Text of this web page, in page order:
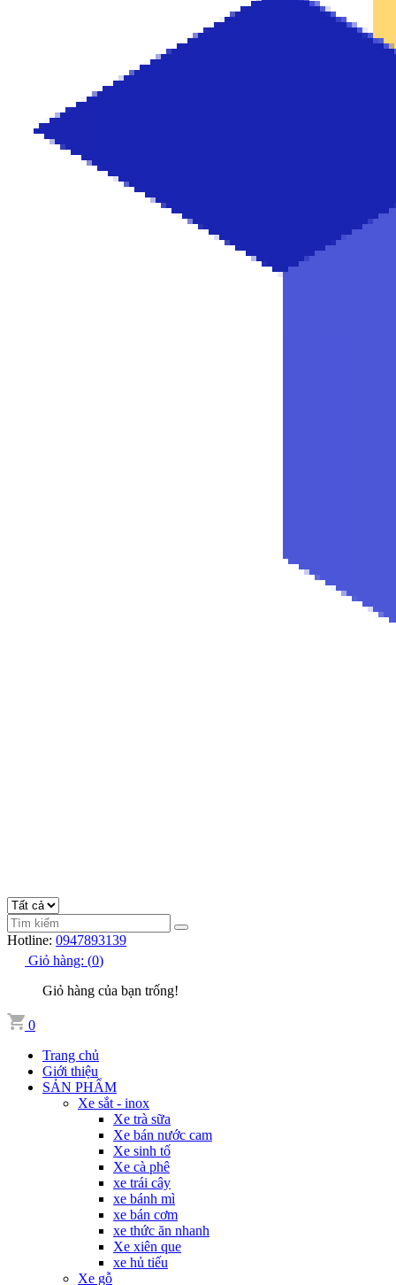
Hotline: 0947893139
Giỏ hàng: (0)
Giỏ hàng của bạn trống!
0
Trang chủ
Giới thiệu
SẢN PHẨM
Xe sắt - inox
Xe trà sữa
Xe bán nước cam
Xe sinh tố
Xe cà phê
xe trái cây
xe bánh mì
xe bán cơm
xe thức ăn nhanh
Xe xiên que
xe hủ tiếu
Xe gỗ